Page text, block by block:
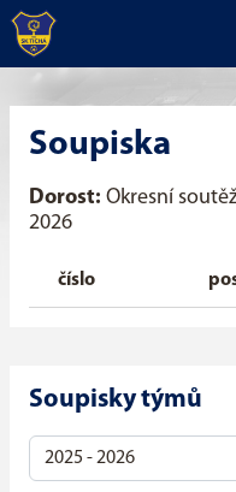
Soupiska
Dorost: Okresní
2026
číslo
Soupisky týmů